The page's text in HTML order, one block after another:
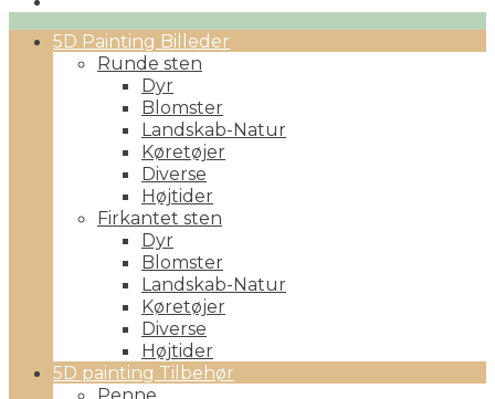
Primary5D Painting Billeder
Runde sten
Dyr
Blomster
Landskab-Natur
Køretøjer
Diverse
Højtider
Firkantet sten
Dyr
Blomster
Landskab-Natur
Køretøjer
Diverse
Højtider
5D painting Tilbehør